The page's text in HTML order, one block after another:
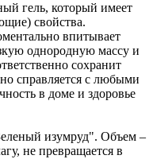
гель, который имеет
свойства.
впитывает
однородную массу и
сохранит
справляется с любыми
в доме и здоровье
изумруд". Объем –
не превращается в